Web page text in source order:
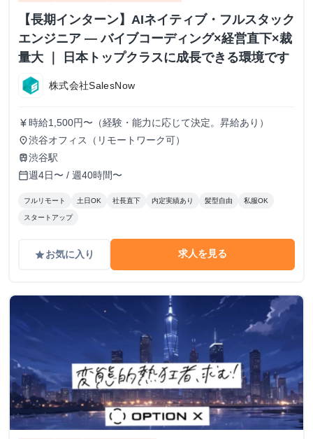
【長期インターン】AIネイティブ・フルスタック
エンジニア — バイブコーディング×経営直下×裁
量大 ｜ 日本トップクラスに成長できる環境です
株式会社SalesNow
currency_yen 時給1,500円〜（経験・能力に応じて決定。昇給あり）
place渋谷オフィス（リモートワーク可）
train渋谷駅
calendar_today週4日〜 / 週40時間〜
フルリモート 土日OK 社長直下 内定実績あり 髪型自由 私服OK
スタートアップ
gradeお気に入り 求人を見る